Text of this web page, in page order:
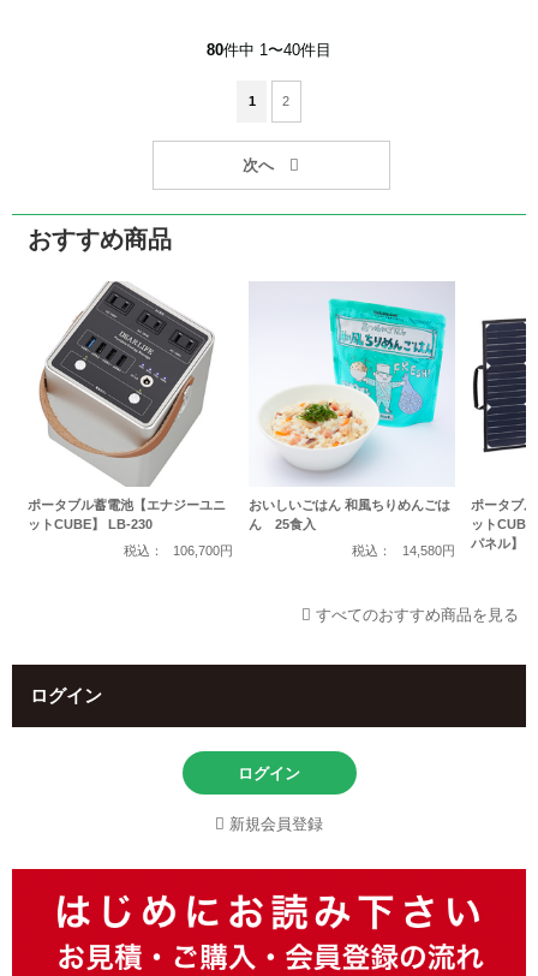
80件中 1〜40件目
1 2
おすすめ商品
ポータブル蓄電池【エナジーユニ
ットCUBE】 LB-230
税込：
106,700円
おいしいごはん 和風ちりめんごは
ん 25食入
税込：
14,580円
ポータブ
ット
パネル】
すべてのおすすめ商品を見る
ログイン
ログイン
新規会員登録